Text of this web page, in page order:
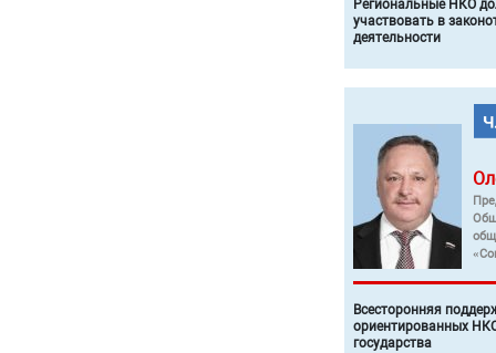
Региональные НКО
участвовать в
деятельности
Всесторонняя
ориентированных
государства